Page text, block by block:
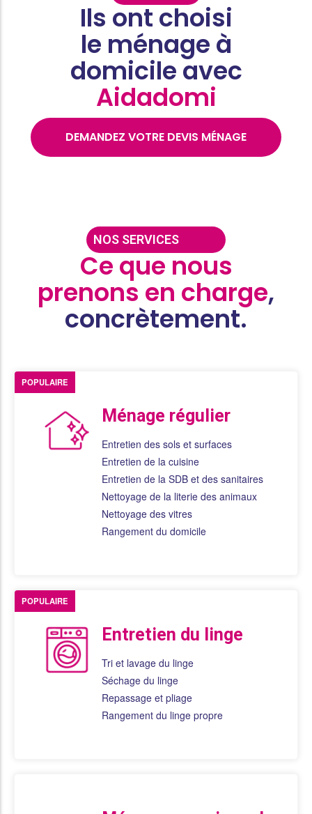
Ils ont choisi
le ménage à
domicile avec
Aidadomi
DEMANDEZ VOTRE DEVIS MÉNAGE
NOS SERVICES
Ce que nous
prenons en charge,
concrètement.
Ménage régulier
Entretien des sols et surfaces
Entretien de la cuisine
Entretien de la SDB et des sanitaires
Nettoyage de la literie des animaux
Nettoyage des vitres
Rangement du domicile
POPULAIRE
Entretien du linge
Tri et lavage du linge
Séchage du linge
Repassage et pliage
Rangement du linge propre
POPULAIRE